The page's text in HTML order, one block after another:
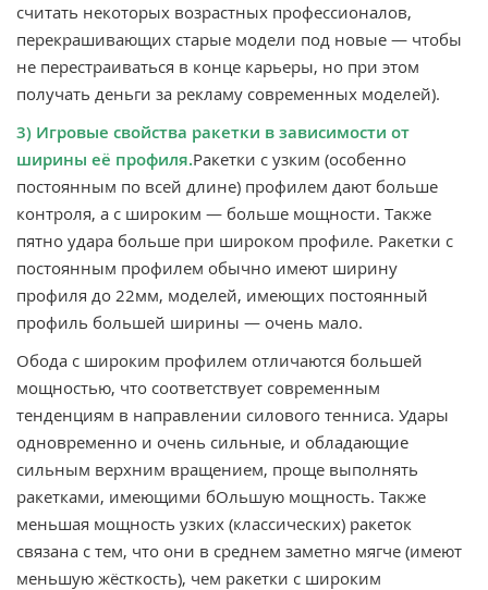
считать некоторых возрастных профессионалов,
перекрашивающих старые модели под новые — чтобы
не перестраиваться в конце карьеры, но при этом
получать деньги за рекламу современных моделей).
3) Игровые свойства ракетки в зависимости от
ширины её профиля.Ракетки с узким (особенно
постоянным по всей длине) профилем дают больше
контроля, а с широким — больше мощности. Также
пятно удара больше при широком профиле. Ракетки с
постоянным профилем обычно имеют ширину
профиля до 22мм, моделей, имеющих постоянный
профиль большей ширины — очень мало.
Обода с широким профилем отличаются большей
мощностью, что соответствует современным
тенденциям в направлении силового тенниса. Удары
одновременно и очень сильные, и обладающие
сильным верхним вращением, проще выполнять
ракетками, имеющими бОльшую мощность. Также
меньшая мощность узких (классических) ракеток
связана с тем, что они в среднем заметно мягче (имеют
меньшую жёсткость), чем ракетки с широким